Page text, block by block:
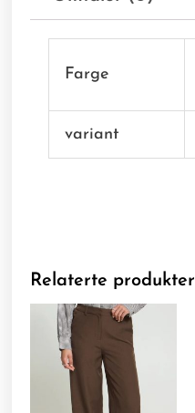
Farge
variant
Relaterte produkter